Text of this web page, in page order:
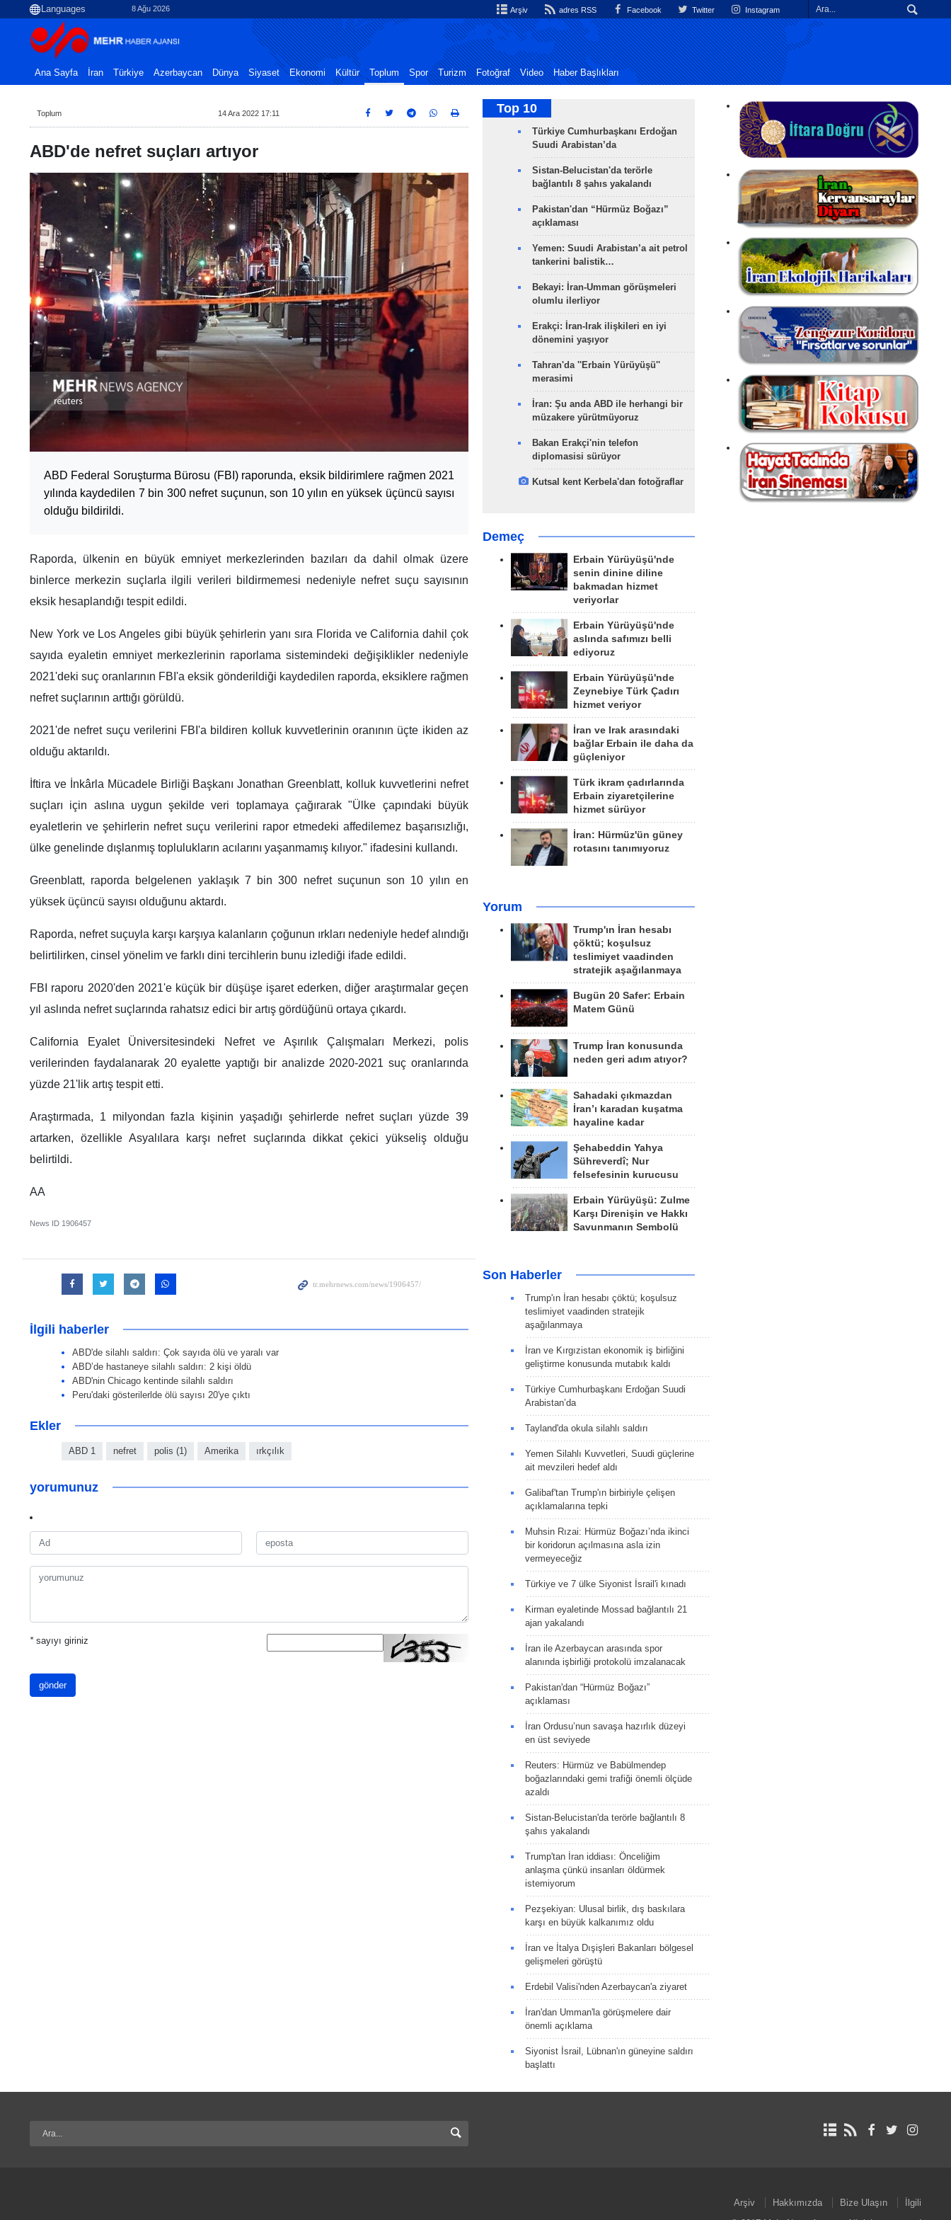
8 Ağu 2026 Arşiv adres RSS Facebook Twitter Instagram
Ana Sayfa İran Türkiye Azerbaycan Dünya Siyaset Ekonomi Kültür Toplum Spor Turizm Fotoğraf Video Haber Başlıkları
Toplum 14 Ara 2022 17:11
ABD'de nefret suçları artıyor
ABD Federal Soruşturma Bürosu (FBI) raporunda, eksik bildirimlere rağmen 2021
yılında kaydedilen 7 bin 300 nefret suçunun, son 10 yılın en yüksek üçüncü sayısı
olduğu bildirildi.
Raporda, ülkenin en büyük emniyet merkezlerinden bazıları da dahil olmak üzere
binlerce merkezin suçlarla ilgili verileri bildirmemesi nedeniyle nefret suçu sayısının
eksik hesaplandığı tespit edildi.
New York ve Los Angeles gibi büyük şehirlerin yanı sıra Florida ve California dahil çok
sayıda eyaletin emniyet merkezlerinin raporlama sistemindeki değişiklikler nedeniyle
2021'deki suç oranlarının FBI'a eksik gönderildiği kaydedilen raporda, eksiklere rağmen
nefret suçlarının arttığı görüldü.
2021'de nefret suçu verilerini FBI'a bildiren kolluk kuvvetlerinin oranının üçte ikiden az
olduğu aktarıldı.
İftira ve İnkârla Mücadele Birliği Başkanı Jonathan Greenblatt, kolluk kuvvetlerini nefret
suçları için aslına uygun şekilde veri toplamaya çağırarak "Ülke çapındaki büyük
eyaletlerin ve şehirlerin nefret suçu verilerini rapor etmedeki affedilemez başarısızlığı,
ülke genelinde dışlanmış toplulukların acılarını yaşanmamış kılıyor." ifadesini kullandı.
Greenblatt, raporda belgelenen yaklaşık 7 bin 300 nefret suçunun son 10 yılın en
yüksek üçüncü sayısı olduğunu aktardı.
Raporda, nefret suçuyla karşı karşıya kalanların çoğunun ırkları nedeniyle hedef alındığı
belirtilirken, cinsel yönelim ve farklı dini tercihlerin bunu izlediği ifade edildi.
FBI raporu 2020'den 2021'e küçük bir düşüşe işaret ederken, diğer araştırmalar geçen
yıl aslında nefret suçlarında rahatsız edici bir artış gördüğünü ortaya çıkardı.
California Eyalet Üniversitesindeki Nefret ve Aşırılık Çalışmaları Merkezi, polis
verilerinden faydalanarak 20 eyalette yaptığı bir analizde 2020-2021 suç oranlarında
yüzde 21'lik artış tespit etti.
Araştırmada, 1 milyondan fazla kişinin yaşadığı şehirlerde nefret suçları yüzde 39
artarken, özellikle Asyalılara karşı nefret suçlarında dikkat çekici yükseliş olduğu
belirtildi.
AA
News ID 1906457
İlgili haberler
ABD'de silahlı saldırı: Çok sayıda ölü ve yaralı var
ABD’de hastaneye silahlı saldırı: 2 kişi öldü
ABD'nin Chicago kentinde silahlı saldırı
Peru'daki gösterilerlde ölü sayısı 20'ye çıktı
Ekler
ABD 1 nefret polis (1) Amerika ırkçılık
yorumunuz
*sayıyı giriniz
gönder
Top 10
Türkiye Cumhurbaşkanı Erdoğan
Suudi Arabistan’da
Sistan-Belucistan'da terörle
bağlantılı 8 şahıs yakalandı
Pakistan'dan “Hürmüz Boğazı”
açıklaması
Yemen: Suudi Arabistan’a ait petrol
tankerini balistik…
Bekayi: İran-Umman görüşmeleri
olumlu ilerliyor
Erakçi: İran-Irak ilişkileri en iyi
dönemini yaşıyor
Tahran'da ''Erbain Yürüyüşü''
merasimi
İran: Şu anda ABD ile herhangi bir
müzakere yürütmüyoruz
Bakan Erakçi'nin telefon
diplomasisi sürüyor
Kutsal kent Kerbela'dan fotoğraflar
Demeç
Erbain Yürüyüşü'nde
senin dinine diline
bakmadan hizmet
veriyorlar
Erbain Yürüyüşü'nde
aslında safımızı belli
ediyoruz
Erbain Yürüyüşü'nde
Zeynebiye Türk Çadırı
hizmet veriyor
İran ve Irak arasındaki
bağlar Erbain ile daha da
güçleniyor
Türk ikram çadırlarında
Erbain ziyaretçilerine
hizmet sürüyor
İran: Hürmüz'ün güney
rotasını tanımıyoruz
Yorum
Trump'ın İran hesabı
çöktü; koşulsuz
teslimiyet vaadinden
stratejik aşağılanmaya
Bugün 20 Safer: Erbain
Matem Günü
Trump İran konusunda
neden geri adım atıyor?
Sahadaki çıkmazdan
İran’ı karadan kuşatma
hayaline kadar
Şehabeddin Yahya
Sühreverdî; Nur
felsefesinin kurucusu
Erbain Yürüyüşü: Zulme
Karşı Direnişin ve Hakkı
Savunmanın Sembolü
Son Haberler
Trump'ın İran hesabı çöktü; koşulsuz
teslimiyet vaadinden stratejik
aşağılanmaya
İran ve Kırgızistan ekonomik iş birliğini
geliştirme konusunda mutabık kaldı
Türkiye Cumhurbaşkanı Erdoğan Suudi
Arabistan’da
Tayland'da okula silahlı saldırı
Yemen Silahlı Kuvvetleri, Suudi güçlerine
ait mevzileri hedef aldı
Galibaf'tan Trump'ın birbiriyle çelişen
açıklamalarına tepki
Muhsin Rızai: Hürmüz Boğazı’nda ikinci
bir koridorun açılmasına asla izin
vermeyeceğiz
Türkiye ve 7 ülke Siyonist İsrail'i kınadı
Kirman eyaletinde Mossad bağlantılı 21
ajan yakalandı
İran ile Azerbaycan arasında spor
alanında işbirliği protokolü imzalanacak
Pakistan'dan “Hürmüz Boğazı”
açıklaması
İran Ordusu’nun savaşa hazırlık düzeyi
en üst seviyede
Reuters: Hürmüz ve Babülmendep
boğazlarındaki gemi trafiği önemli ölçüde
azaldı
Sistan-Belucistan'da terörle bağlantılı 8
şahıs yakalandı
Trump'tan İran iddiası: Önceliğim
anlaşma çünkü insanları öldürmek
istemiyorum
Pezşekiyan: Ulusal birlik, dış baskılara
karşı en büyük kalkanımız oldu
İran ve İtalya Dışişleri Bakanları bölgesel
gelişmeleri görüştü
Erdebil Valisi'nden Azerbaycan'a ziyaret
İran'dan Umman'la görüşmelere dair
önemli açıklama
Siyonist İsrail, Lübnan'ın güneyine saldırı
başlattı
Arşiv Hakkımızda Bize Ulaşın
İlgili